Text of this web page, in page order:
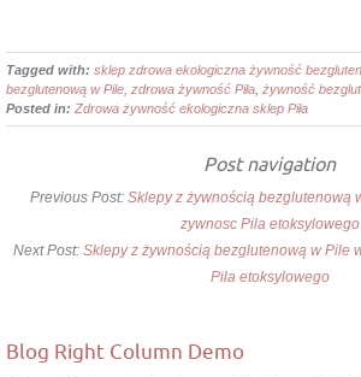
Tagged with: sklep zdrowa ekologiczna żywność
bezglutenową w Pile zdrowa żywność Piła żywność
Posted in: Zdrowa żywność ekologiczna sklep Piła
Post navigation
Previous Post: Sklepy z żywnością bezglutenową
zywnosc Pila etoksylowego
Next Post: Sklepy z żywnością bezglutenową w Pile
Pila etoksylowego
Blog Right Column Demo